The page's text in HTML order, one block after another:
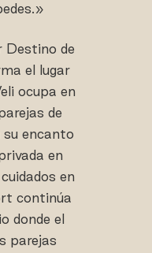
Destino de
el lugar
ocupa en
de
su encanto
en
en
continúa
donde el
parejas